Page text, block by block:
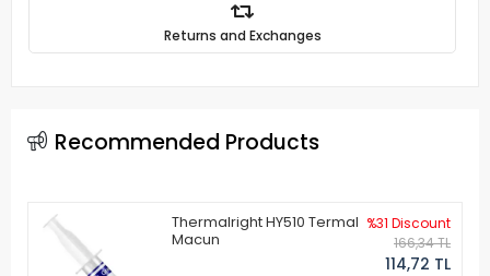
Returns and Exchanges
Recommended Products
Thermalright HY510 Termal
Macun
%31 Discount
166,34 TL
114,72 TL